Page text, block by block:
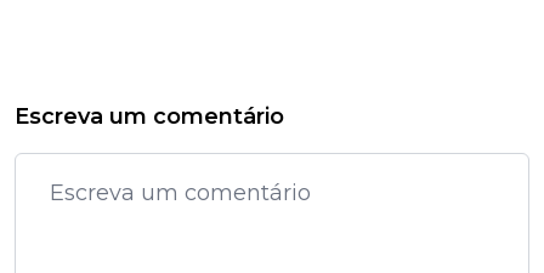
Escreva um comentário